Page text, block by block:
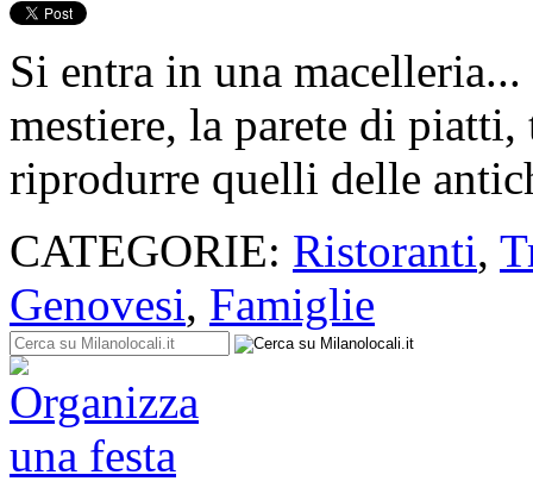
Si entra in una
mestiere, la parete di
riprodurre quelli delle
CATEGORIE: Ristoranti,
Genovesi, Famiglie